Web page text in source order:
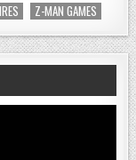
Z-MAN GAMES